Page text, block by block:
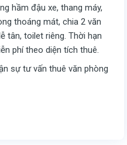
hầm đậu xe, thang máy,
thoáng mát, chia 2 văn
tân, toilet riêng. Thời hạn
phí theo diện tích thuê.
sự tư vấn thuê văn phòng